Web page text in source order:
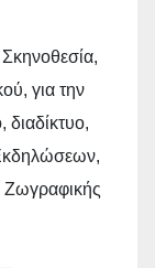
για την